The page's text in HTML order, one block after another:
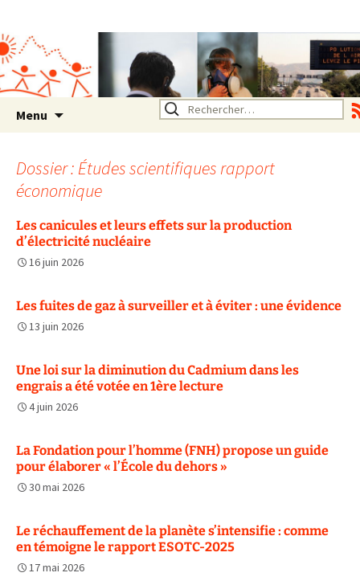
Rhône Alpes
Un environnement sain pour
la santé de tous
Menu Rechercher :
Dossier : Études scientifiques rapport
économique
Les canicules et leurs effets sur la production
d’électricité nucléaire
16 juin 2026
Les fuites de gaz à surveiller et à éviter : une évidence
13 juin 2026
Une loi sur la diminution du Cadmium dans les
engrais a été votée en 1ère lecture
4 juin 2026
La Fondation pour l’homme (FNH) propose un guide
pour élaborer « l’École du dehors »
30 mai 2026
Le réchauffement de la planète s’intensifie : comme
en témoigne le rapport ESOTC-2025
17 mai 2026